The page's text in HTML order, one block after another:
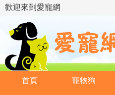
歡迎來到愛寵網
首頁 寵物狗